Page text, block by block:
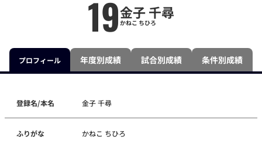
19金子 千尋
かねこ ちひろ
プロフィール 年度別成績 試合別成績 条件別成績
登録名/本名 金子 千尋
ふりがな かねこ ちひろ